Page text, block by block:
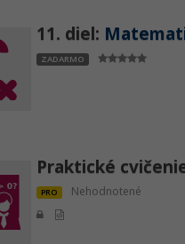
11. diel:
ZADARMO
Praktické
PRO Nehodnotené